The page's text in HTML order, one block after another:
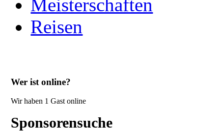
Meisterschaften
Reisen
Wer ist online?
Wir haben 1 Gast online
Sponsorensuche